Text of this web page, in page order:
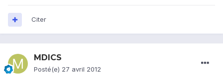
Citer
MDICS
Posté(e) 27 avril 2012